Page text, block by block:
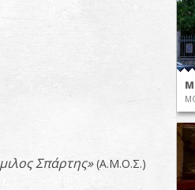
Σπάρτης»(Α.Μ.Ο.Σ.)